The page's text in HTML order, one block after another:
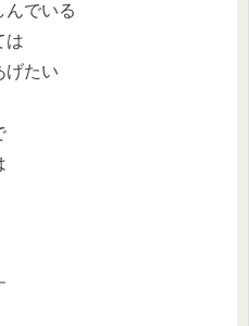
んでいる
は
げたい